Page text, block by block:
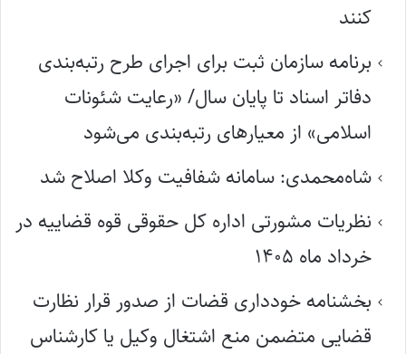
کنند
برنامه سازمان ثبت برای اجرای طرح رتبه‌بندی
دفاتر اسناد تا پایان سال/ «رعایت شئونات
اسلامی» از معیارهای رتبه‌بندی می‌شود
شاه‌محمدی: سامانه شفافیت وکلا اصلاح شد
نظریات مشورتی اداره کل حقوقی قوه قضاییه در
خرداد ماه ۱۴۰۵
بخشنامه خودداری قضات از صدور قرار نظارت
قضایی متضمن منع اشتغال وکیل یا کارشناس